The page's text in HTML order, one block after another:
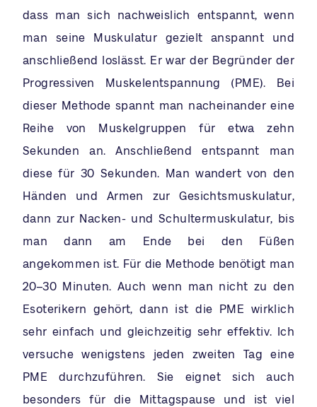
dass man sich nachweislich entspannt, wenn
man seine Muskulatur gezielt anspannt und
anschließend loslässt. Er war der Begründer der
Progressiven Muskelentspannung (PME). Bei
dieser Methode spannt man nacheinander eine
Reihe von Muskelgruppen für etwa zehn
Sekunden an. Anschließend entspannt man
diese für 30 Sekunden. Man wandert von den
Händen und Armen zur Gesichtsmuskulatur,
dann zur Nacken- und Schultermuskulatur, bis
man dann am Ende bei den Füßen
angekommen ist. Für die Methode benötigt man
20–30 Minuten. Auch wenn man nicht zu den
Esoterikern gehört, dann ist die PME wirklich
sehr einfach und gleichzeitig sehr effektiv. Ich
versuche wenigstens jeden zweiten Tag eine
PME durchzuführen. Sie eignet sich auch
besonders für die Mittagspause und ist viel